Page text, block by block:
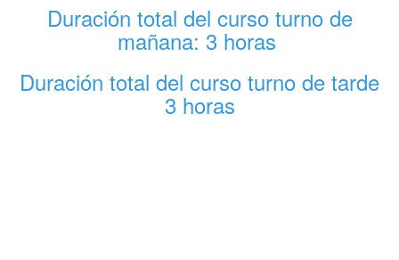
Duración total del curso turno de
mañana: 3 horas
Duración total del curso turno de tarde
3 horas